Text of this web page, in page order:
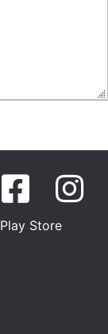
Play Store